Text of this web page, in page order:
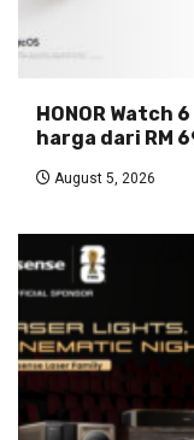
HONOR Watch
harga dari RM
August 5, 2026